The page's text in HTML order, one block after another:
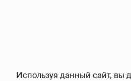
Используя данный сайт, вы